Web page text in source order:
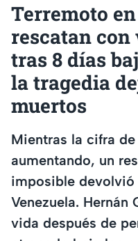
Terremoto
rescatan
tras 8 días
la tragedia
muertos
Mientras la cifra
aumentando, un
imposible devolvió
Venezuela. Hernán
vida después de